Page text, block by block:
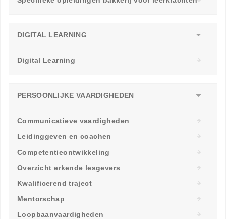
DIGITAL LEARNING
Digital Learning
PERSOONLIJKE VAARDIGHEDEN
Communicatieve vaardigheden
Leidinggeven en coachen
Competentieontwikkeling
Overzicht erkende lesgevers
Kwalificerend traject
Mentorschap
Loopbaanvaardigheden